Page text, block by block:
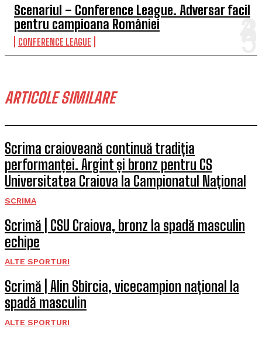
Scenariul – Conference League. Adversar facil
pentru campioana României
CONFERENCE LEAGUE
ARTICOLE SIMILARE
Scrima craioveană continuă tradiția
performanței. Argint și bronz pentru CS
Universitatea Craiova la Campionatul Național
SCRIMA
Scrimă | CSU Craiova, bronz la spadă masculin
echipe
ALTE SPORTURI
Scrimă | Alin Sbîrcia, vicecampion național la
spadă masculin
ALTE SPORTURI